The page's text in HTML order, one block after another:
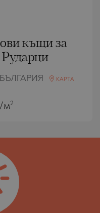
къщи за
Рударци
КАРТА
м2